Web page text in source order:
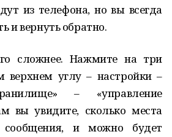
из телефона, но вы всегда
и вернуть обратно.
сложнее. Нажмите на три
верхнем углу – настройки –
– «управление
вы увидите, сколько места
и можно будет